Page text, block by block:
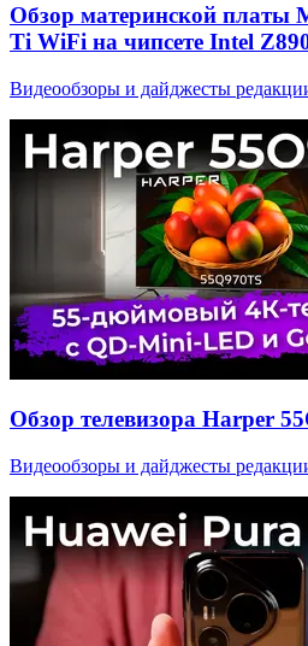
Обзор материнской платы
Ti WiFi на чипсете Intel
Видеообзоры и дайджесты
Обзор телевизора Harper
Видеообзоры и дайджесты